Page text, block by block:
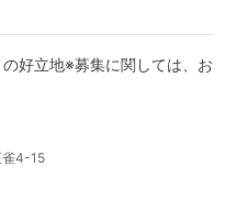
好立地※募集に関しては、お
雀4-15